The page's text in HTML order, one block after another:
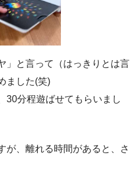
」と言って（はっきりとは言
ました(笑)
30分程遊ばせてもらいまし
が、離れる時間があると、さ